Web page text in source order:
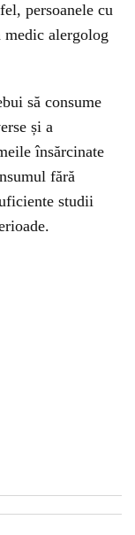
persoanele cu
alergolog
să consume
și a
însărcinate
fără
studii